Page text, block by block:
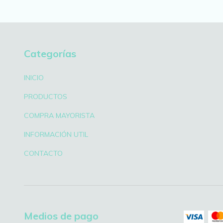
Categorías
INICIO
PRODUCTOS
COMPRA MAYORISTA
INFORMACIÓN UTIL
CONTACTO
Medios de pago